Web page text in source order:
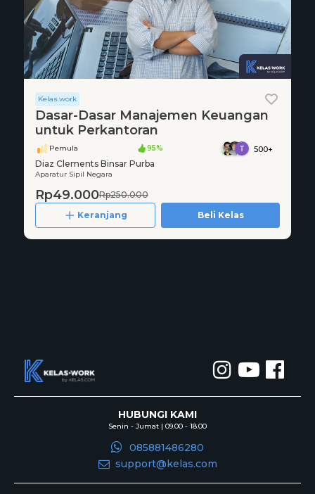
Kelas.work
Dasar-Dasar Manajemen Keuangan
untuk Perkantoran
Pemula 95% 500+
Diaz Clements Binsar Purba
Aparatur Sipil Negara
Rp49.000Rp250.000
Keranjang
Beli Kelas
HUBUNGI KAMI
Senin - Jumat | 09.00 - 18.00
085881486280
support@kelas.com